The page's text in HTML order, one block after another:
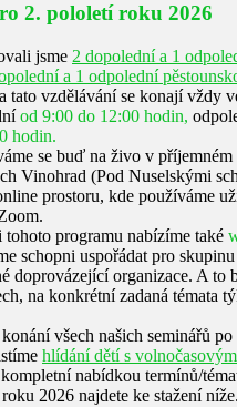
2. pololetí roku 2026
jsme 2 dopolední a 1
a 1 odpolední
tato vzdělávání se konají vždy
od 9:00 do 12:00 hodin,
hodin.
se buď na živo v příjemném
Vinohrad (Pod Nuselskými
prostoru, kde používáme
tohoto programu nabízíme také
schopni uspořádat pro
doprovázející organizace. A to
na konkrétní zadaná témata
všech našich seminářů
hlídání dětí s
nabídkou termínů/
2026 najdete ke stažení níže.